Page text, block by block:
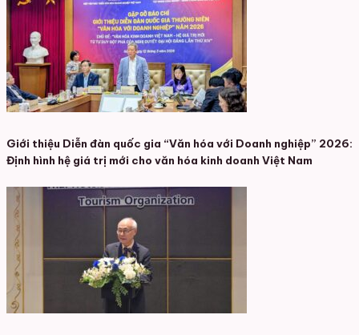
Giới thiệu Diễn đàn quốc gia “Văn hóa với Doanh nghiệp” 2026:
Định hình hệ giá trị mới cho văn hóa kinh doanh Việt Nam